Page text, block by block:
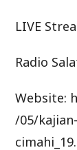
LIVE
Radio
Website:
/05/